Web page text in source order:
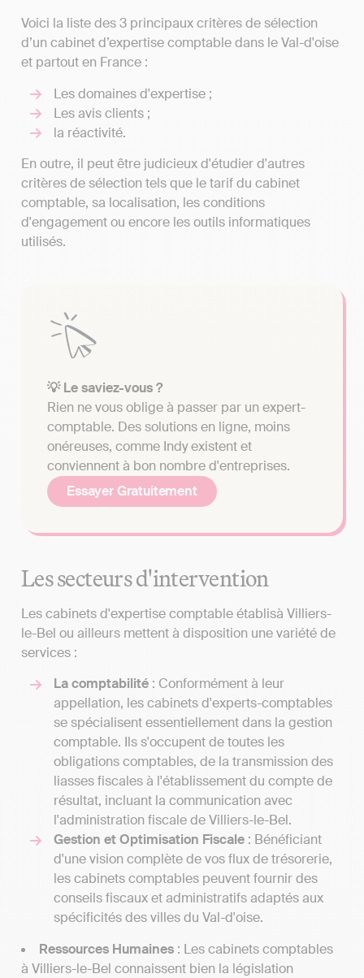
Voici la liste des 3 principaux critères de sélection
d’un cabinet d’expertise comptable dans le Val-d'oise
et partout en France :
Les domaines d'expertise ;
Les avis clients ;
la réactivité.
En outre, il peut être judicieux d'étudier d'autres
critères de sélection tels que le tarif du cabinet
comptable, sa localisation, les conditions
d'engagement ou encore les outils informatiques
utilisés.
💡 Le saviez-vous ?
Rien ne vous oblige à passer par un expert-
comptable. Des solutions en ligne, moins
onéreuses, comme Indy existent et
conviennent à bon nombre d'entreprises.
Essayer Gratuitement
Les secteurs d'intervention
Les cabinets d'expertise comptable établisà Villiers-
le-Bel ou ailleurs mettent à disposition une variété de
services :
La comptabilité : Conformément à leur
appellation, les cabinets d'experts-comptables
se spécialisent essentiellement dans la gestion
comptable. Ils s'occupent de toutes les
obligations comptables, de la transmission des
liasses fiscales à l'établissement du compte de
résultat, incluant la communication avec
l'administration fiscale de Villiers-le-Bel.
Gestion et Optimisation Fiscale : Bénéficiant
d'une vision complète de vos flux de trésorerie,
les cabinets comptables peuvent fournir des
conseils fiscaux et administratifs adaptés aux
spécificités des villes du Val-d'oise.
Ressources Humaines : Les cabinets comptables
à Villiers-le-Bel connaissent bien la législation